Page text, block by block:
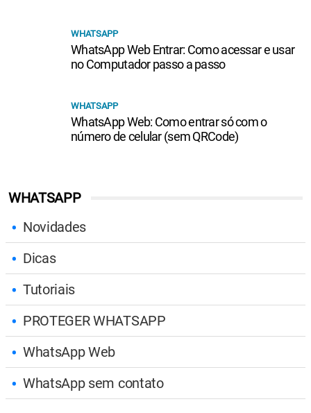
WHATSAPP
Novidades
Dicas
Tutoriais
PROTEGER WHATSAPP
WhatsApp Web
WhatsApp sem contato
WHATSAPP
WhatsApp Web Entrar: Como acessar e usar
no Computador passo a passo
WHATSAPP
WhatsApp Web: Como entrar só com o
número de celular (sem QRCode)